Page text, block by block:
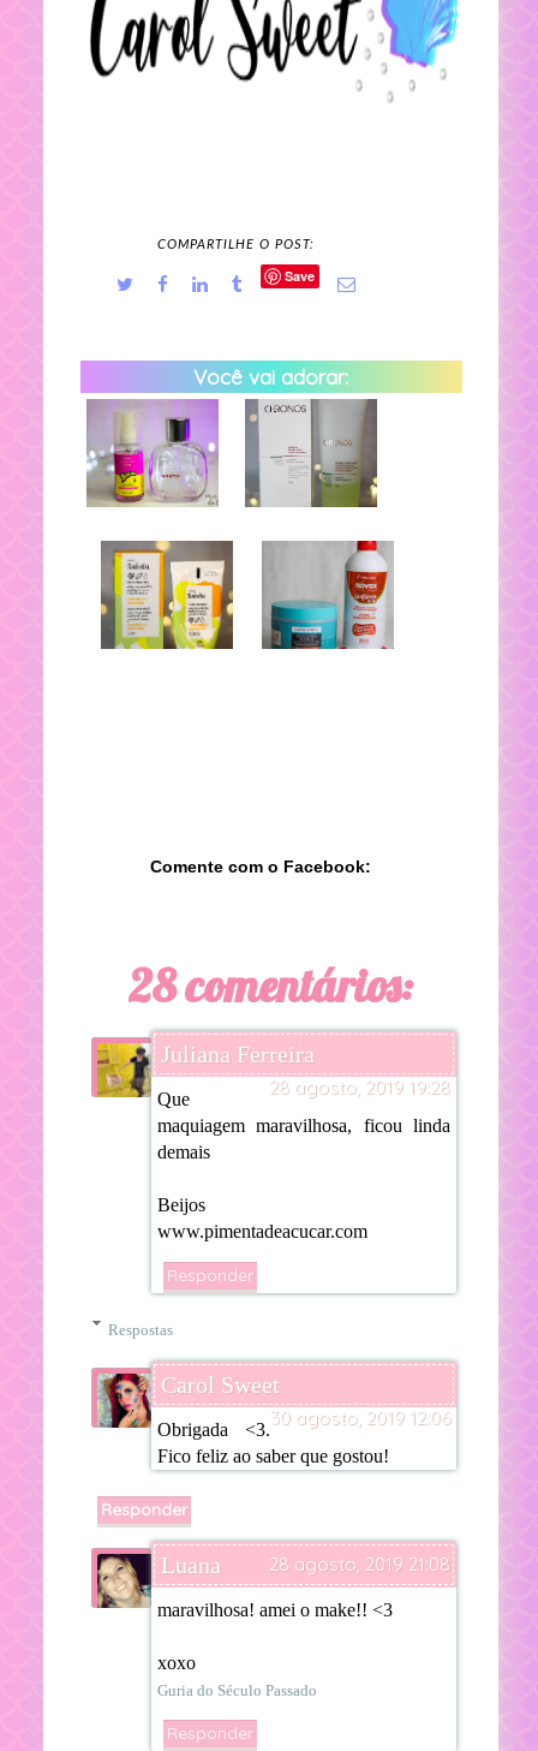
COMPARTILHE O POST:
Save
Você vai adorar:
Comente com o Facebook:
28 comentários:
Juliana Ferreira
28 agosto, 2019 19:28
Que
maquiagem maravilhosa, ficou linda
demais
Beijos
www.pimentadeacucar.com
Responder
Respostas
Carol Sweet
30 agosto, 2019 12:06
Obrigada <3.
Fico feliz ao saber que gostou!
Responder
Luana 28 agosto, 2019 21:08
maravilhosa! amei o make!! <3
xoxo
Guria do Século Passado
Responder